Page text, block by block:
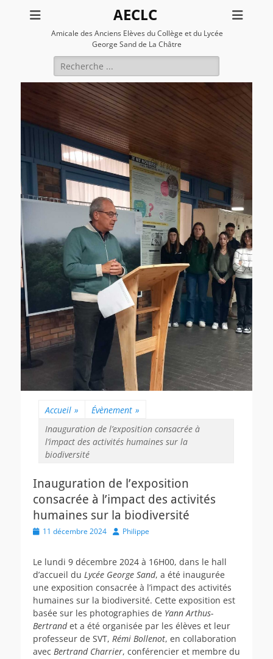
AECLC
Amicale des Anciens Elèves du Collège et du Lycée
George Sand de La Châtre
Rechercher :
Accueil » Évènement »
Inauguration de l’exposition consacrée à
l’impact des activités humaines sur la
biodiversité
Inauguration de l’exposition
consacrée à l’impact des activités
humaines sur la biodiversité
Posted11 décembre 2024 AuthorPhilippe
Le lundi 9 décembre 2024 à 16H00, dans le hall
d’accueil du Lycée George Sand, a été inaugurée
une exposition consacrée à l’impact des activités
humaines sur la biodiversité. Cette exposition est
basée sur les photographies de Yann Arthus-
Bertrandet a été organisée par les élèves et leur
professeur de SVT, Rémi Bollenot, en collaboration
avec Bertrand Charrier, conférencier et membre du